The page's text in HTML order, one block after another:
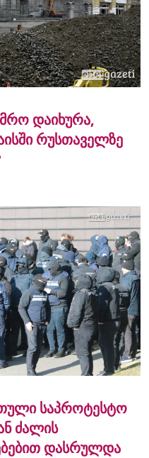
დაიხურა,
რუსთაველზე
საპროტესტო
ძალის
დასრულდა